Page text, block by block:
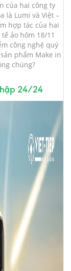
của hai công ty
là Lumi và Việt –
hợp tác của hai
ảo hôm 18/11
công nghệ quý
phẩm Make in
chúng?
24/24